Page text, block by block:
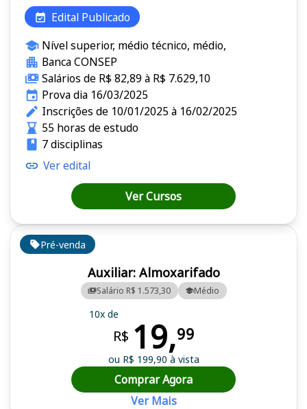
Pré-venda
Auxiliar: Almoxarifado
Salário R$ 1.573,30 Médio
10x de
R$ 19,99
ou R$ 199,90 à vista
Comprar Agora
Ver Mais
Edital Publicado
Nível superior, médio técnico, médio,
Banca CONSEP
Salários de R$ 82,89 à R$ 7.629,10
Prova dia 16/03/2025
Inscrições de 10/01/2025 à 16/02/2025
55 horas de estudo
7 disciplinas
Ver edital
Ver Cursos